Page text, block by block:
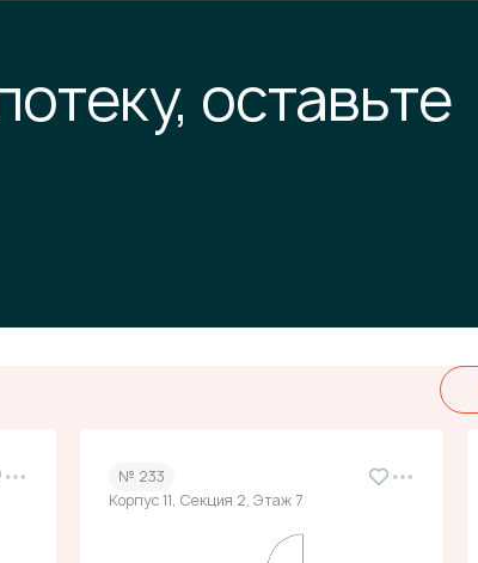
оставьте
№ 233
Корпус 11, Секция 2, Этаж 7